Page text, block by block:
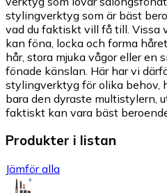
stylingverktyg som är bäst
vad du faktiskt vill få till. Vissa
kan föna, locka och forma
hår, stora mjuka vågor eller en
fönade känslan. Här har vi
stylingverktyg för olika behov,
bara den dyraste multistylern,
faktiskt kan vara bäst
Produkter i listan
Jämför alla